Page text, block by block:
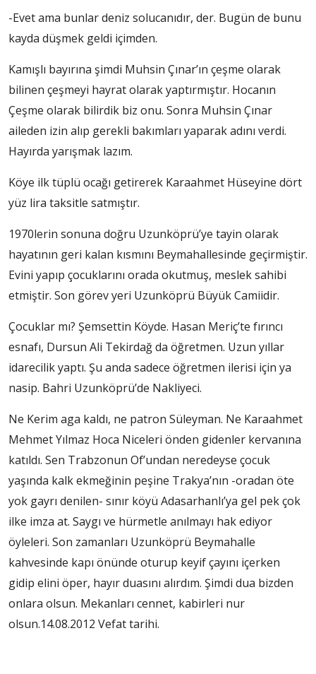
-Evet ama bunlar deniz solucanıdır, der. Bugün de bunu
kayda düşmek geldi içimden.
Kamışlı bayırına şimdi Muhsin Çınar’ın çeşme olarak
bilinen çeşmeyi hayrat olarak yaptırmıştır. Hocanın
Çeşme olarak bilirdik biz onu. Sonra Muhsin Çınar
aileden izin alıp gerekli bakımları yaparak adını verdi.
Hayırda yarışmak lazım.
Köye ilk tüplü ocağı getirerek Karaahmet Hüseyine dört
yüz lira taksitle satmıştır.
1970lerin sonuna doğru Uzunköprü’ye tayin olarak
hayatının geri kalan kısmını Beymahallesinde geçirmiştir.
Evini yapıp çocuklarını orada okutmuş, meslek sahibi
etmiştir. Son görev yeri Uzunköprü Büyük Camiidir.
Çocuklar mı? Şemsettin Köyde. Hasan Meriç’te fırıncı
esnafı, Dursun Ali Tekirdağ da öğretmen. Uzun yıllar
idarecilik yaptı. Şu anda sadece öğretmen ilerisi için ya
nasip. Bahri Uzunköprü’de Nakliyeci.
Ne Kerim aga kaldı, ne patron Süleyman. Ne Karaahmet
Mehmet Yılmaz Hoca Niceleri önden gidenler kervanına
katıldı. Sen Trabzonun Of’undan neredeyse çocuk
yaşında kalk ekmeğinin peşine Trakya’nın -oradan öte
yok gayrı denilen- sınır köyü Adasarhanlı’ya gel pek çok
ilke imza at. Saygı ve hürmetle anılmayı hak ediyor
öyleleri. Son zamanları Uzunköprü Beymahalle
kahvesinde kapı önünde oturup keyif çayını içerken
gidip elini öper, hayır duasını alırdım. Şimdi dua bizden
onlara olsun. Mekanları cennet, kabirleri nur
olsun.14.08.2012 Vefat tarihi.